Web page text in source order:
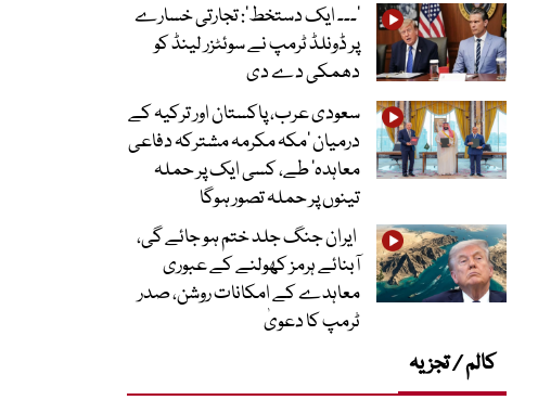
’۔۔۔ ایک دستخط‘: تجارتی خسارے
پر ڈونلڈ ٹرمپ نے سوئٹزر لینڈ کو
دھمکی دے دی
سعودی عرب، پاکستان اور ترکیہ کے
درمیان ’مکہ مکرمہ مشترکہ دفاعی
معاہدہ‘ طے، کسی ایک پر حملہ
تینوں پر حملہ تصور ہوگا
ایران جنگ جلد ختم ہو جائے گی،
آبنائے ہرمز کھولنے کے عبوری
معاہدے کے امکانات روشن، صدر
ٹرمپ کا دعویٰ
کالم / تجزیہ